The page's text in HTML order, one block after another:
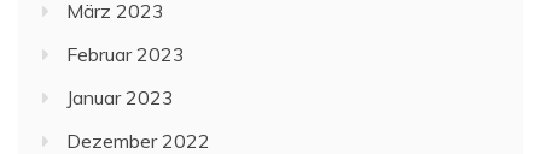
März 2023
Februar 2023
Januar 2023
Dezember 2022